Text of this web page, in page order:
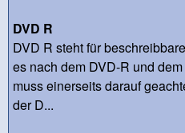
DVD R
DVD R steht für
es nach dem DVD-R und
muss einerseits darauf
der D...